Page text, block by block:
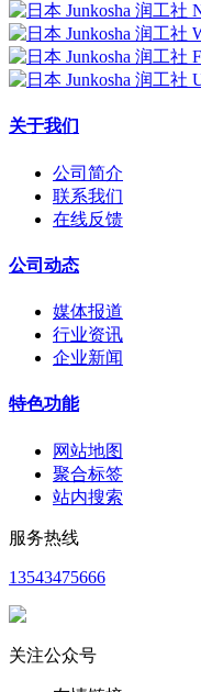
关于我们
公司简介
联系我们
在线反馈
公司动态
媒体报道
行业资讯
企业新闻
特色功能
网站地图
聚合标签
站内搜索
服务热线
13543475666
关注公众号